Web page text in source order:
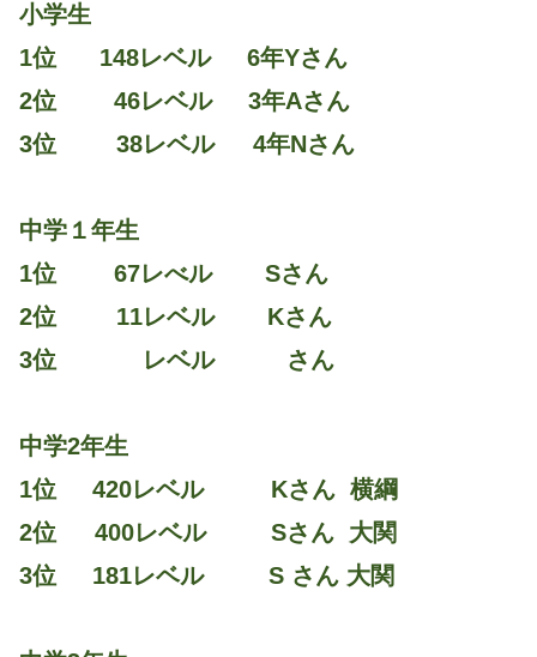
小学生
1位 148レベル 6年Yさん
2位 46レベル 3年Aさん
3位 38レベル 4年Nさん
中学１年生
1位 67レべル Sさん
2位 11レベル Kさん
3位 レベル さん
中学2年生
1位 420レベル Kさん 横綱
2位 400レベル Sさん 大関
3位 181レベル S さん 大関